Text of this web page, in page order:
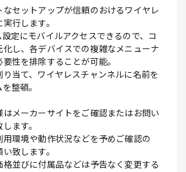
なセットアップが信頼のおけるワイヤレ
行します。
定にモバイルアクセスできるので、コ
化し、各デバイスでの複雑なメニューナ
性を排除することが可能。
当て、ワイヤレスチャンネルに名前を
整頓。
メーカーサイトをご確認またはお問い
ます。
環境や動作状況などを予めご確認の
致します。
並びに付属品などは予告なく変更する